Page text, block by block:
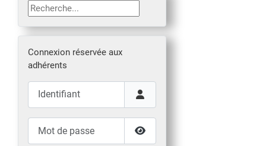
Rechercher
Connexion réservée aux
adhérents